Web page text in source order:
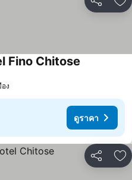
แชร์ เ
Fino Chitose
ง
ดูราคา
แชร์ เ